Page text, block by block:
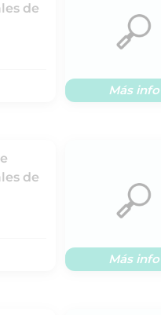
de
Más info
de
Más info